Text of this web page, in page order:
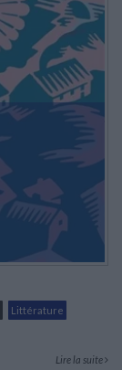
Littérature
Lire la suite